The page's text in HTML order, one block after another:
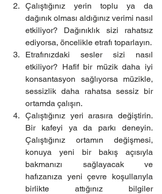
Çalıştığınız yerin toplu ya da
dağınık olması aldığınız verimi nasıl
etkiliyor? Dağınıklık sizi rahatsız
Etrafınızdaki sesler sizi nasıl
etkiliyor? Hafif bir müzik daha iyi
konsantasyon sağlıyorsa müzikle,
sessizlik daha rahatsa sessiz bir
ortamda çalışın.
Çalıştığınız yeri arasıra değiştirin.
Bir kafeyi ya da parkı deneyin.
Çalıştığınız ortamın değişmesi,
konuya yeni bir bakış açısıyla
bakmanızı sağlayacak ve
hafızanıza yeni çevre koşullarıyla
birlikte attığınız bilgiler